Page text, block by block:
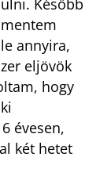
Később
annyira,
eljövök
hogy
évesen,
két hetet